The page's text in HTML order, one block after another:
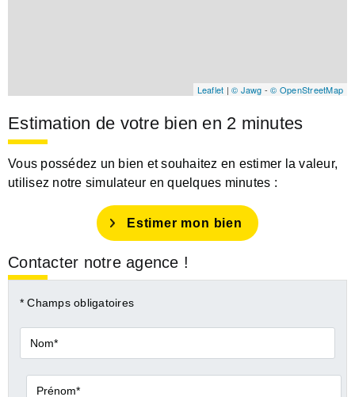
Leaflet | © Jawg -© OpenStreetMap
Estimation de votre bien en 2 minutes
Vous possédez un bien et souhaitez en estimer la valeur,
utilisez notre simulateur en quelques minutes :
Estimer mon bien
Contacter notre agence !
* Champs obligatoires
Nom*
Prénom*